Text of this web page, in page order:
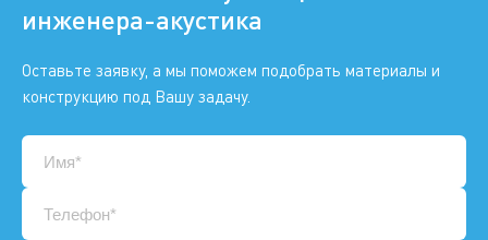
инженера-акустика
Оставьте заявку, а мы поможем подобрать материалы и
конструкцию под Вашу задачу.